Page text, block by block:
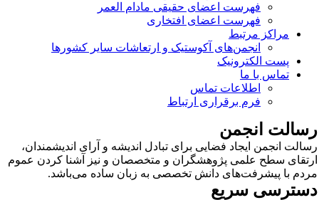
فهرست اعضای حقیقی مادام‌ العمر
فهرست اعضای افتخاری
مراکز مرتبط
انجمن‌های آکوستیک و ارتعاشات سایر کشورها
پست الکترونیک
تماس با ما
اطلاعات تماس
فرم برقراری ارتباط
انجمن
انجمن ایجاد فضایی برای تبادل اندیشه و آرای اندیشمندان،
سطح علمی پژوهشگران و متخصصان و نیز آشنا کردن عموم
با پیشرفت‌های دانش تخصصی به زبان ساده می‌باشد.
سریع